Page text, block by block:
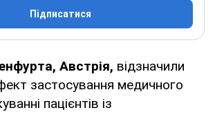
Підписатися
Австрія, відзначили
застосування медичного
пацієнтів із